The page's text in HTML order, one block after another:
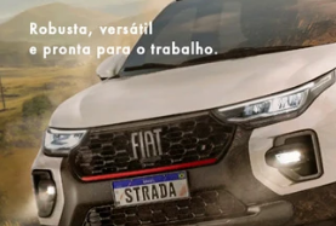
ESTOU